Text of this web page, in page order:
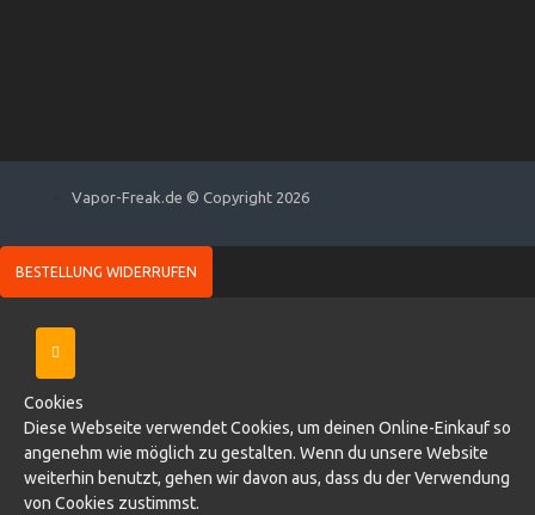
Vapor-Freak.de © Copyright 2026
BESTELLUNG WIDERRUFEN
Cookies
Diese Webseite verwendet Cookies, um deinen Online-Einkauf so
angenehm wie möglich zu gestalten. Wenn du unsere Website
weiterhin benutzt, gehen wir davon aus, dass du der Verwendung
von Cookies zustimmst.